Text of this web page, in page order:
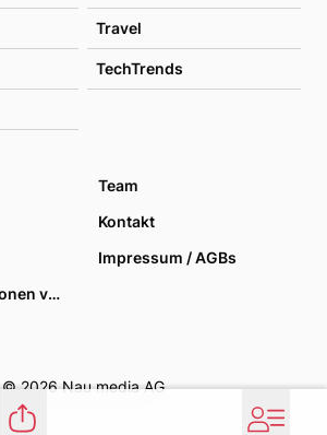
Travel
TechTrends
Team
Kontakt
Impressum / AGBs
Datenschutzoptionen verwalten
© 2026 Nau media AG